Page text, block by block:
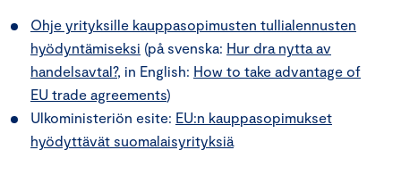
Ohje yrityksille kauppasopimusten tullialennusten
hyödyntämiseksi (på svenska: Hur dra nytta av
handelsavtal?, in English: How to take advantage of
EU trade agreements)
Ulkoministeriön esite: EU:n kauppasopimukset
hyödyttävät suomalaisyrityksiä